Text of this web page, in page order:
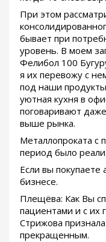
При этом
бывает при
уровень. В моем
Фелибол 100
я их перевожу с
под наши
уютная кухня в
поговаривают
выше рынка.
Металлопроката с
период было
Если вы
бизнесе.
Плещёва: Как Вы
пациентами и с их
Стрижова
прекращенным.